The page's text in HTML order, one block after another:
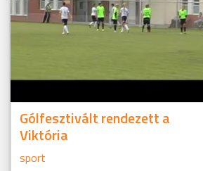
Gólfesztivált rendezett a
Viktória
sport